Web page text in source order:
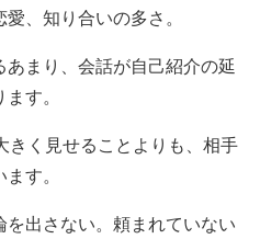
、知り合いの多さ。
まり、会話が自己紹介の延
す。
きく見せることよりも、相手
す。
出さない。頼まれていない